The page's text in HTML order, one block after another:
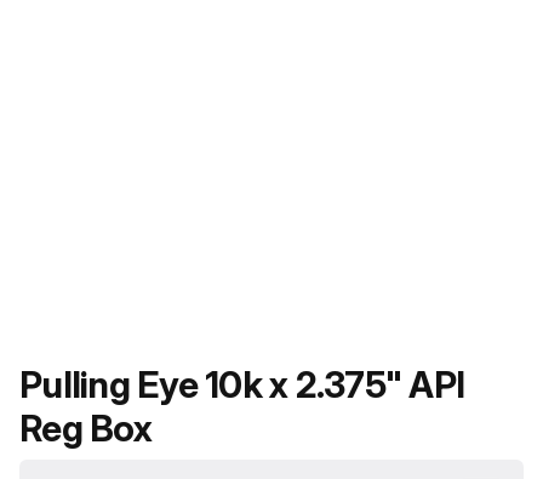
Nume produs
Pulling Eye 10k x 2.375" API
Reg Box